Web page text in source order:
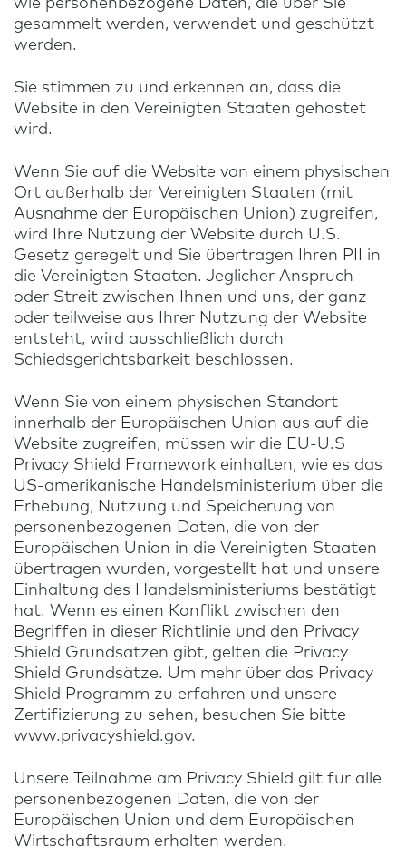
wie personenbezogene Daten, die über Sie
gesammelt werden, verwendet und geschützt
werden.
Sie stimmen zu und erkennen an, dass die
Website in den Vereinigten Staaten gehostet
wird.
Wenn Sie auf die Website von einem physischen
Ort außerhalb der Vereinigten Staaten (mit
Ausnahme der Europäischen Union) zugreifen,
wird Ihre Nutzung der Website durch U.S.
Gesetz geregelt und Sie übertragen Ihren PII in
die Vereinigten Staaten. Jeglicher Anspruch
oder Streit zwischen Ihnen und uns, der ganz
oder teilweise aus Ihrer Nutzung der Website
entsteht, wird ausschließlich durch
Schiedsgerichtsbarkeit beschlossen.
Wenn Sie von einem physischen Standort
innerhalb der Europäischen Union aus auf die
Website zugreifen, müssen wir die EU-U.S
Privacy Shield Framework einhalten, wie es das
US-amerikanische Handelsministerium über die
Erhebung, Nutzung und Speicherung von
personenbezogenen Daten, die von der
Europäischen Union in die Vereinigten Staaten
übertragen wurden, vorgestellt hat und unsere
Einhaltung des Handelsministeriums bestätigt
hat. Wenn es einen Konflikt zwischen den
Begriffen in dieser Richtlinie und den Privacy
Shield Grundsätzen gibt, gelten die Privacy
Shield Grundsätze. Um mehr über das Privacy
Shield Programm zu erfahren und unsere
Zertifizierung zu sehen, besuchen Sie bitte
www.privacyshield.gov.
Unsere Teilnahme am Privacy Shield gilt für alle
personenbezogenen Daten, die von der
Europäischen Union und dem Europäischen
Wirtschaftsraum erhalten werden.